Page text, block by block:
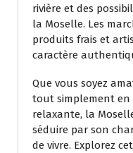
rivière et des
la Moselle. Les
produits frais et
caractère
Que vous soyez
tout simplement en
relaxante, la
séduire par son
de vivre. Explorez